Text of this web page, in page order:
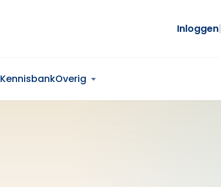
Inloggen|
KennisbankOverig